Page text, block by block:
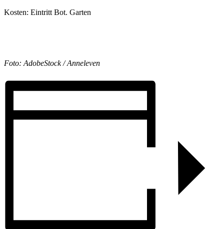
Kosten: Eintritt Bot. Garten
Foto: AdobeStock / Anneleven